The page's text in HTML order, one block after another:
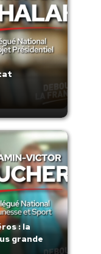
: la
grande